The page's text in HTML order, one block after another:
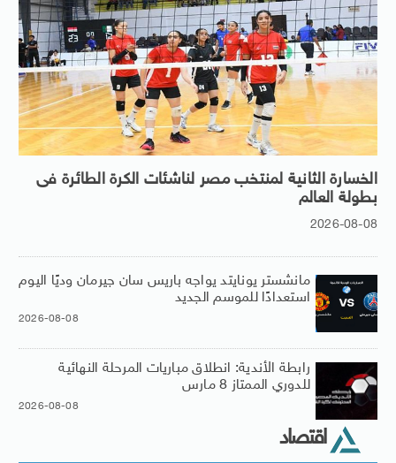
الخسارة الثانية لمنتخب مصر لناشئات الكرة الطائرة فى
بطولة العالم
2026-08-08
مانشستر يونايتد يواجه باريس سان جيرمان وديًا اليوم
استعدادًا للموسم الجديد
2026-08-08
رابطة الأندية: انطلاق مباريات المرحلة النهائية
للدوري الممتاز 8 مارس
2026-08-08
اقتصاد